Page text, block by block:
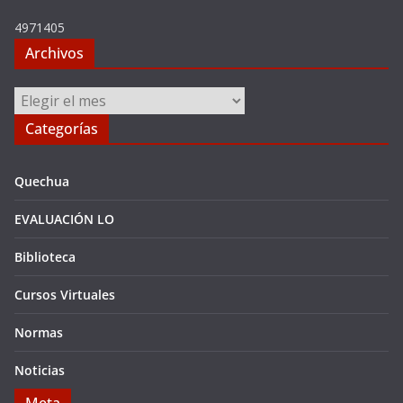
4971405
Archivos
Archivos
Categorías
Quechua
EVALUACIÓN LO
Biblioteca
Cursos Virtuales
Normas
Noticias